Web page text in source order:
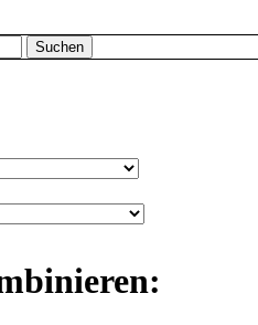
Suchen